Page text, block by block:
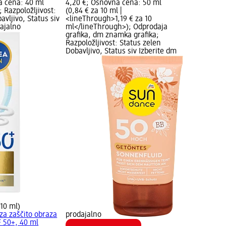
cena: 40 ml
Razpoložljivost:
Status siv
ml)
zaščito obraza
50+, 40 ml
4,20 €; Osnovna cena: 50 ml
(0,84 € za 10 ml |
<lineThrough>1,19 € za 10
ml</lineThrough>); Odprodaja
grafika, dm znamka grafika;
Razpoložljivost: Status zelen
Dobavljivo, Status siv Izberite dm
prodajalno